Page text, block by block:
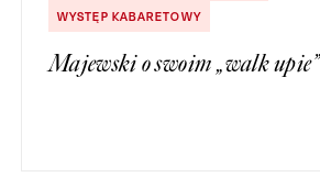
WYSTĘP KABARETOWY
Majewski o swoim „walk upie”